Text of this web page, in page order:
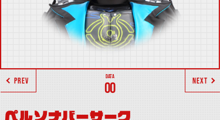
00
PREV NEXT
ペルソナバーサーク